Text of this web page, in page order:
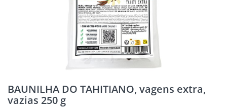
BAUNILHA DO TAHITIANO, vagens extra,
vazias 250 g